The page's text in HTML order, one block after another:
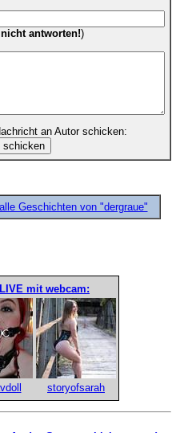
antworten!)
an Autor schicken:
alle Geschichten von "dergraue"
mit webcam:
storyofsarah